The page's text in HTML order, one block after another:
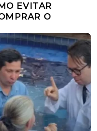
EVITAR
O